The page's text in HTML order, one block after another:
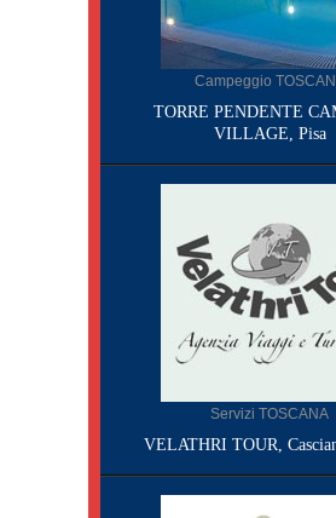
Campeggio
TORRE PENDENTE
VILLAGE, Pisa
Servizi TOSCANA
VELATHRI TOUR,